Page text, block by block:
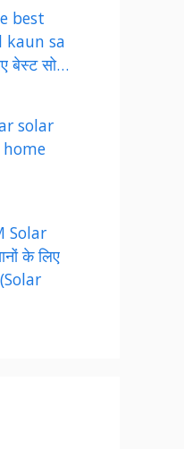
best
kaun sa
बेस्ट सो…
solar
Solar
के लिए